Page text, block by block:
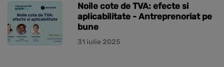
Noile cote de TVA: efecte si
aplicabilitate - Antreprenoriat pe
bune
31 iulie 2025